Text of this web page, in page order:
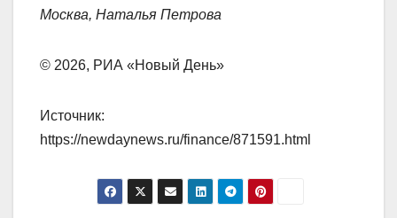
Москва, Наталья Петрова
© 2026, РИА «Новый День»
Источник:
https://newdaynews.ru/finance/871591.html